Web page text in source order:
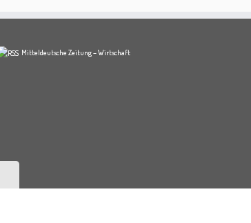
Mitteldeutsche Zeitung – Wirtschaft